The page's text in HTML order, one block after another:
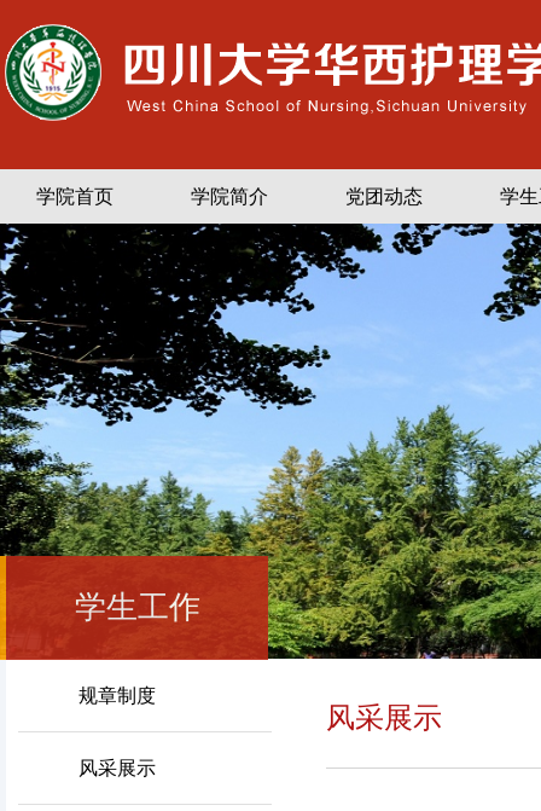
学院首页 学院简介 党团动态 学
学生工作
风采展示
规章制度
风采展示